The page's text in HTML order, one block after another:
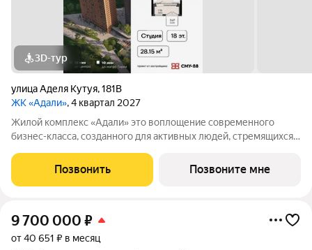
3D-тур
улица Аделя Кутуя,181В
ЖК «Адали», 4 квартал 2027
Жилой комплекс «Адали» это воплощение современного
бизнес-класса, созданного для активных людей, стремящихся к
холстом для реализации ваших идей. 3 дома 10/24 этажа
потолки от 2,9 м 545 квартир
Позвонить Позвоните мне
9 700 000 ₽
от 40 651 ₽ в месяц